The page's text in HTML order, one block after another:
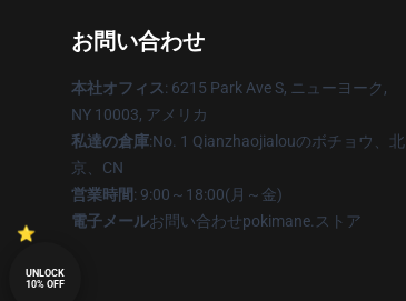
お問い合わせ
本社オフィス: 6215 Park Ave S, ニューヨーク,
NY 10003, アメリカ
私達の倉庫:No. 1 Qianzhaojialouのボチョウ、北
京、CN
営業時間: 9:00～18:00(月～金)
電子メールお問い合わせpokimane.ストア
UNLOCK
10% OFF